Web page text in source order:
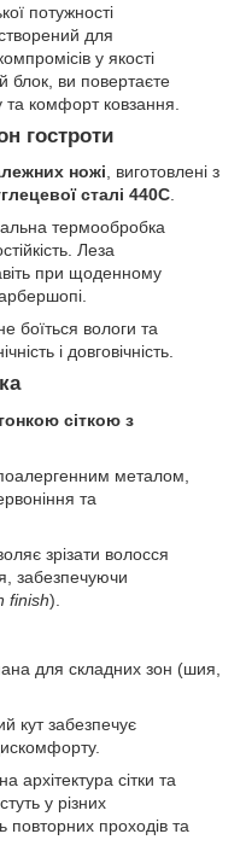
потужності
для
у якості
блок, ви повертаєте
та комфорт ковзання.
гостроти
ножі, виготовлені з
сталі 440C.
термообробка
Леза
при щоденному
боїться вологи та
і довговічність.
сіткою з
металом,
та
зрізати волосся
забезпечуючи
finish).
для складних зон (шия,
кут забезпечує
архітектура сітки та
у різних
повторних проходів та